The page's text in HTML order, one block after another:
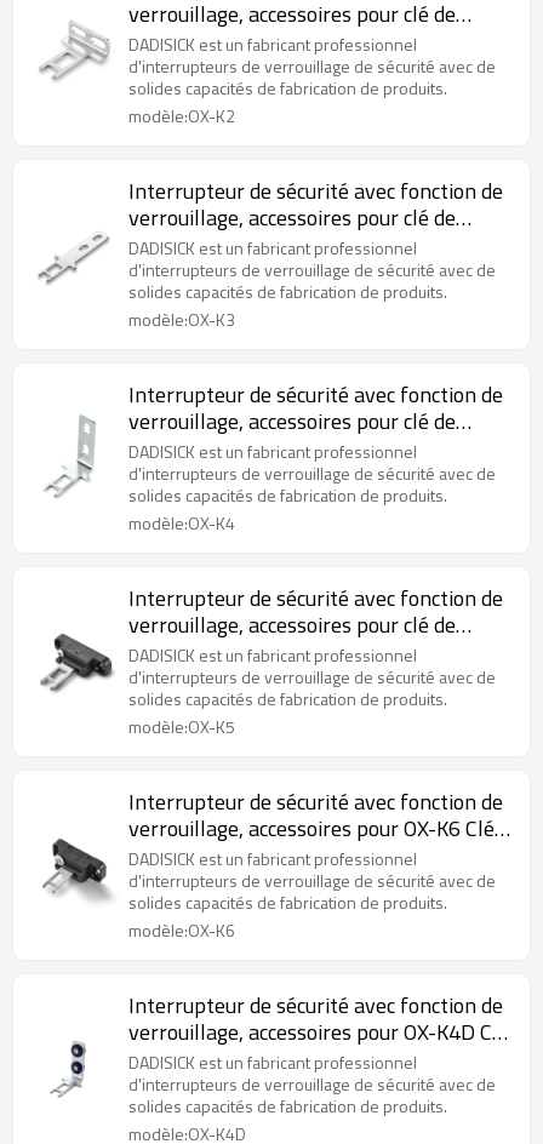
verrouillage, accessoires pour clé de
commande en L OX-K2
DADISICK est un fabricant professionnel
d'interrupteurs de verrouillage de sécurité avec de
solides capacités de fabrication de produits.
modèle:OX-K2
Interrupteur de sécurité avec fonction de
verrouillage, accessoires pour clé de
commande longue en forme de T OX-K3
DADISICK est un fabricant professionnel
d'interrupteurs de verrouillage de sécurité avec de
solides capacités de fabrication de produits.
modèle:OX-K3
Interrupteur de sécurité avec fonction de
verrouillage, accessoires pour clé de
commande longue en L OX-K4
DADISICK est un fabricant professionnel
d'interrupteurs de verrouillage de sécurité avec de
solides capacités de fabrication de produits.
modèle:OX-K4
Interrupteur de sécurité avec fonction de
verrouillage, accessoires pour clé de
commande horizontale réglable OX-K5
DADISICK est un fabricant professionnel
d'interrupteurs de verrouillage de sécurité avec de
solides capacités de fabrication de produits.
modèle:OX-K5
Interrupteur de sécurité avec fonction de
verrouillage, accessoires pour OX-K6 Clé
de fonctionnement réglable
horizontalement/verticalement
DADISICK est un fabricant professionnel
d'interrupteurs de verrouillage de sécurité avec de
solides capacités de fabrication de produits.
modèle:OX-K6
Interrupteur de sécurité avec fonction de
verrouillage, accessoires pour OX-K4D Clé
de commande longue en L avec coussin
DADISICK est un fabricant professionnel
d'interrupteurs de verrouillage de sécurité avec de
solides capacités de fabrication de produits.
modèle:OX-K4D